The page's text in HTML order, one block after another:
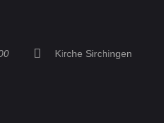
Kirche Sirchingen